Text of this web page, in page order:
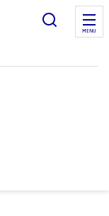
Ouvrir
MENU